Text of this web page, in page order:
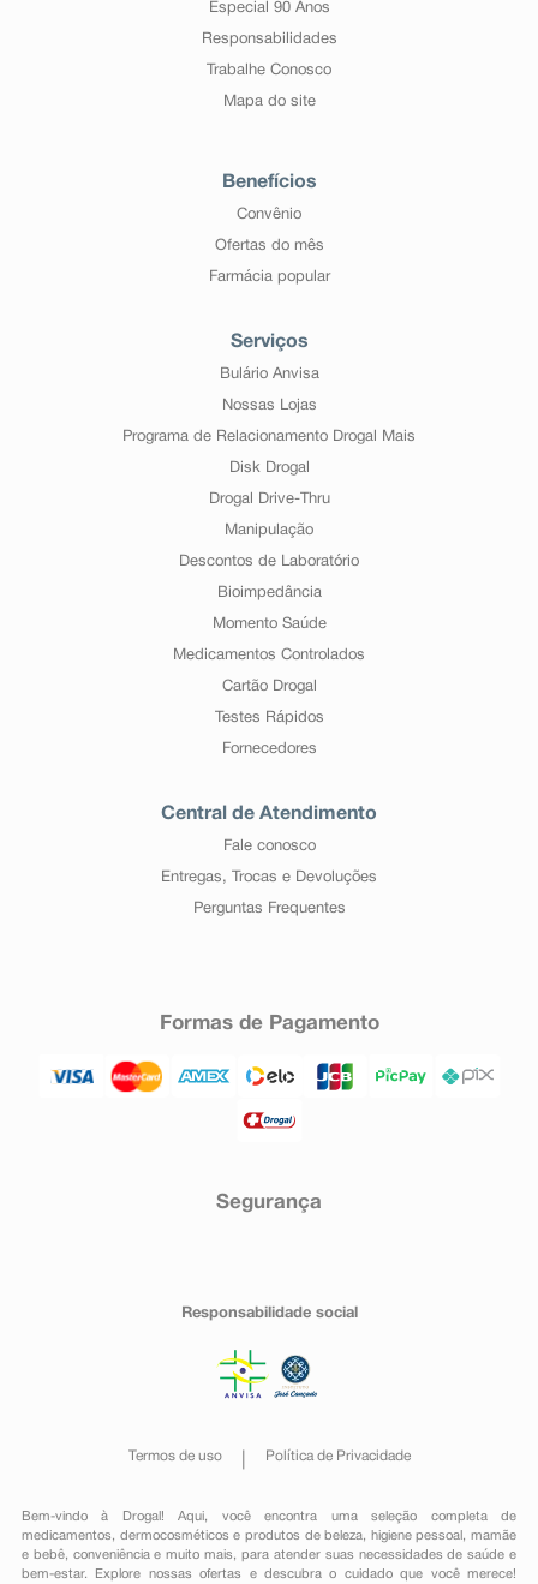
Especial 90 Anos
Responsabilidades
Trabalhe Conosco
Mapa do site
Benefícios
Convênio
Ofertas do mês
Farmácia popular
Serviços
Bulário Anvisa
Nossas Lojas
Programa de Relacionamento Drogal Mais
Disk Drogal
Drogal Drive-Thru
Manipulação
Descontos de Laboratório
Bioimpedância
Momento Saúde
Medicamentos Controlados
Cartão Drogal
Testes Rápidos
Fornecedores
Central de Atendimento
Fale conosco
Entregas, Trocas e Devoluções
Perguntas Frequentes
Formas de Pagamento
Segurança
Responsabilidade social
Termos de uso Política de Privacidade
Bem-vindo à Drogal! Aqui, você encontra uma seleção completa de
medicamentos , dermocosméticos e produtos de beleza, higiene pessoal ,mamãe
e bebê, conveniênciae muito mais, para atender suas necessidades de saúde e
bem-estar. Explore nossas ofertas e descubra o cuidado que você merece!